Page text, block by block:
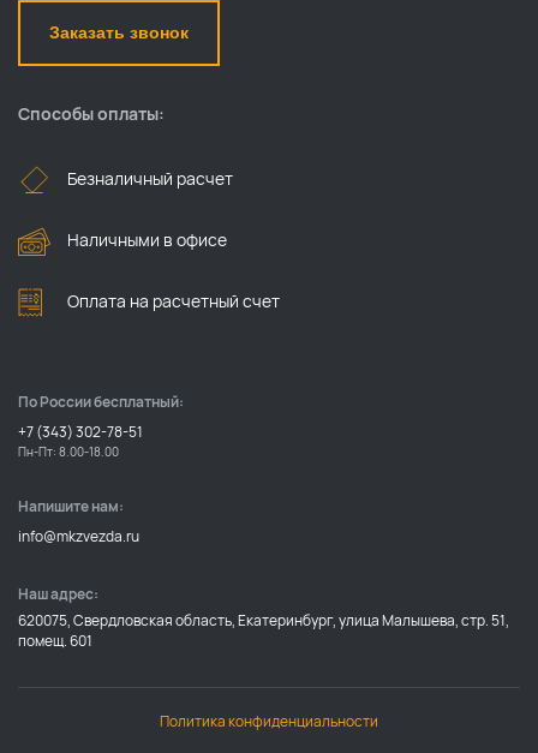
Заказать звонок
Способы оплаты:
Безналичный расчет
Наличными в офисе
Оплата на расчетный счет
По России бесплатный:
+7 (343) 302-78-51
Пн-Пт: 8.00-18.00
Напишите нам:
info@mkzvezda.ru
Наш адрес:
620075, Свердловская область, Екатеринбург, улица Малышева, стр. 51,
помещ. 601
Политика конфиденциальности